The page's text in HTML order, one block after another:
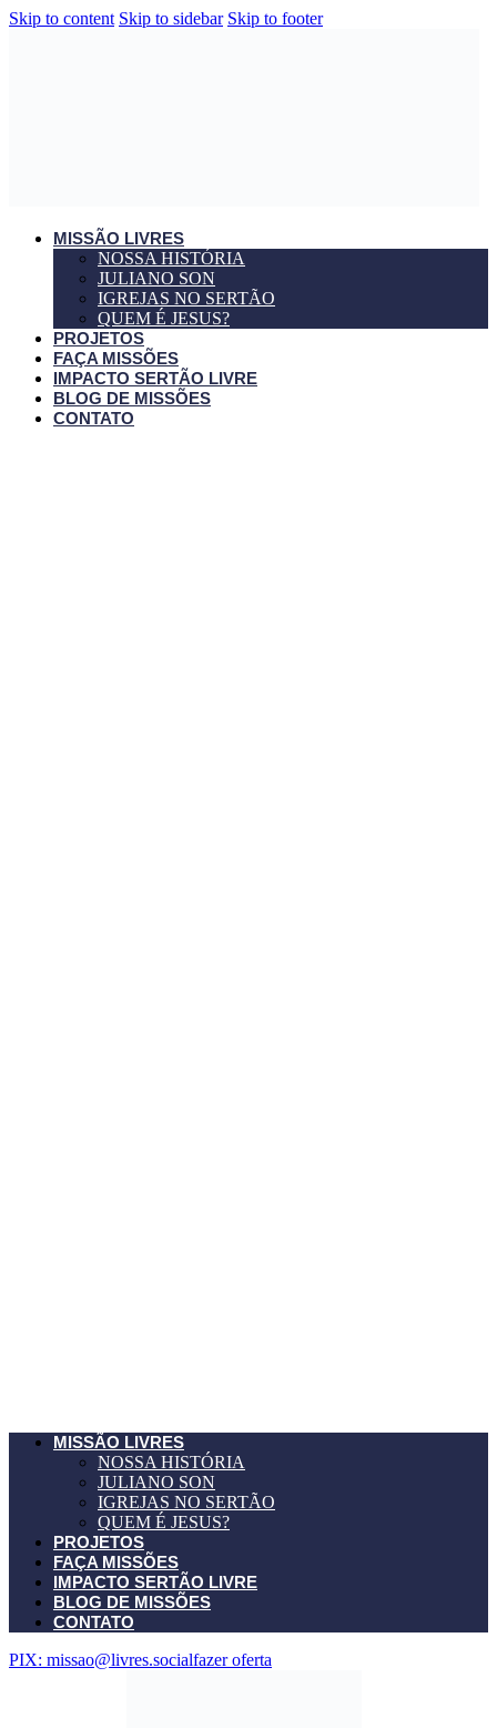
Skip to content Skip to sidebar Skip to footer
MISSÃO LIVRES
NOSSA HISTÓRIA
JULIANO SON
IGREJAS NO SERTÃO
QUEM É JESUS?
PROJETOS
FAÇA MISSÕES
IMPACTO SERTÃO LIVRE
BLOG DE MISSÕES
CONTATO
MISSÃO LIVRES
NOSSA HISTÓRIA
JULIANO SON
IGREJAS NO SERTÃO
QUEM É JESUS?
PROJETOS
FAÇA MISSÕES
IMPACTO SERTÃO LIVRE
BLOG DE MISSÕES
CONTATO
PIX: missao@livres.socialfazer oferta